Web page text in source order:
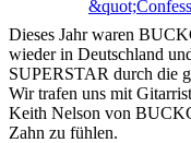
Dieses Jahr waren
wieder in Deutschland
SUPERSTAR durch die
Wir trafen uns mit
Keith Nelson von
Zahn zu fühlen.